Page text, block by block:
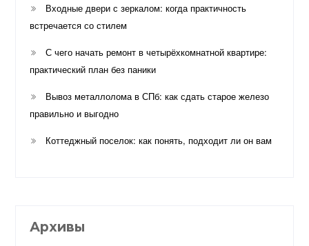
Входные двери с зеркалом: когда практичность
встречается со стилем
С чего начать ремонт в четырёхкомнатной квартире:
практический план без паники
Вывоз металлолома в СПб: как сдать старое железо
правильно и выгодно
Коттеджный поселок: как понять, подходит ли он вам
Архивы